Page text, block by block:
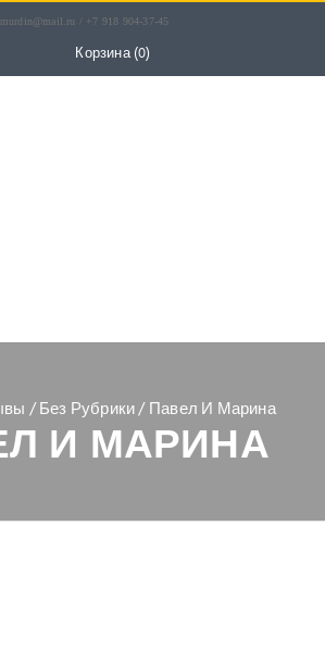
/ +7 918 904-37-45
Корзина(0)
/Без Рубрики/Павел И Марина
И МАРИНА